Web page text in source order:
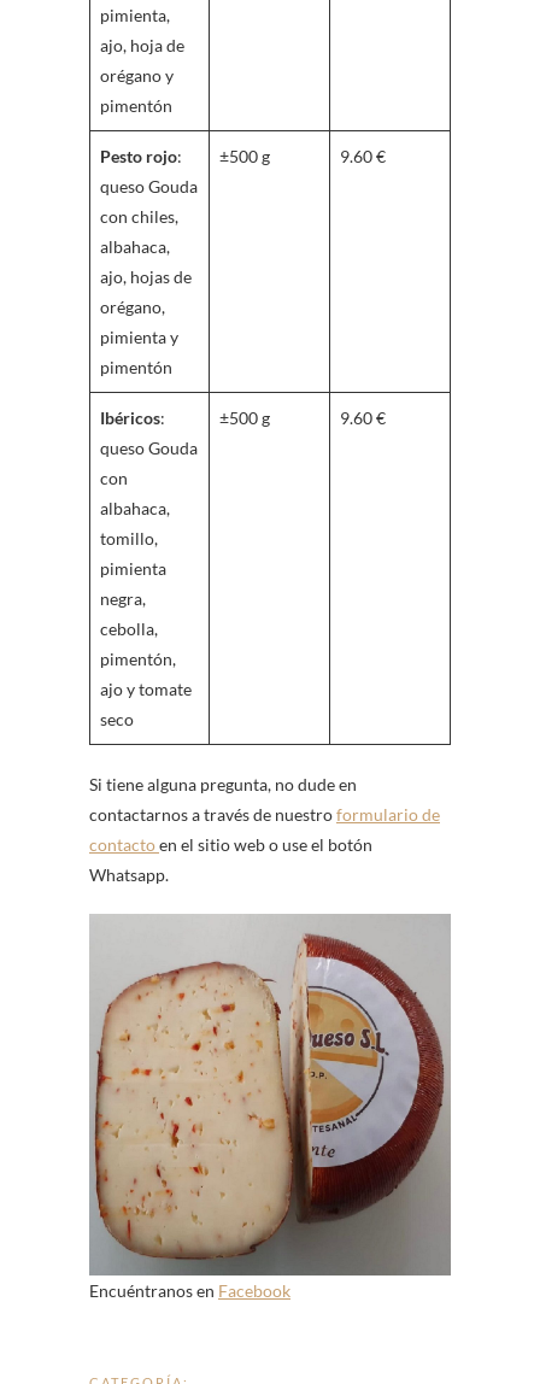
pimienta,
ajo, hoja de
orégano y
pimentón
Pesto rojo:
queso Gouda
con chiles,
albahaca,
ajo, hojas de
orégano,
pimienta y
pimentón
±500 g 9.60 €
Ibéricos:
queso Gouda
con
albahaca,
tomillo,
pimienta
negra,
cebolla,
pimentón,
ajo y tomate
seco
±500 g 9.60 €
Si tiene alguna pregunta, no dude en
contactarnos a través de nuestroformulario de
contactoen el sitio web o use el botón
Whatsapp.
Encuéntranos en Facebook